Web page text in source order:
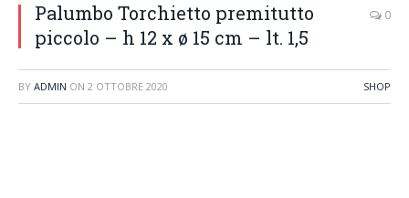
Palumbo Torchietto premitutto
piccolo – h 12 x ø 15 cm – lt. 1,5
0
BY ADMIN ON 2 OTTOBRE 2020 SHOP